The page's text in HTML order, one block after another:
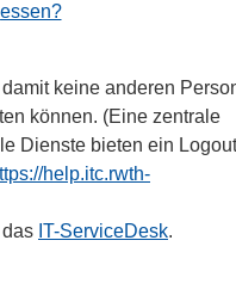
keine anderen
können. (Eine zentrale
Dienste bieten ein
help.itc.rwth-
IT-ServiceDesk.